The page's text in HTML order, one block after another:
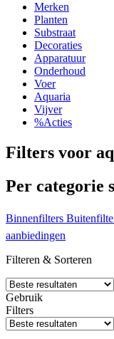
Merken
Planten
Substraat
Decoraties
Apparatuur
Onderhoud
Voer
Aquaria
Vijver
%Acties
Filters voor
Per categorie
Binnenfilters
aanbiedingen
Filteren & Sorteren
Gebruik
Filters